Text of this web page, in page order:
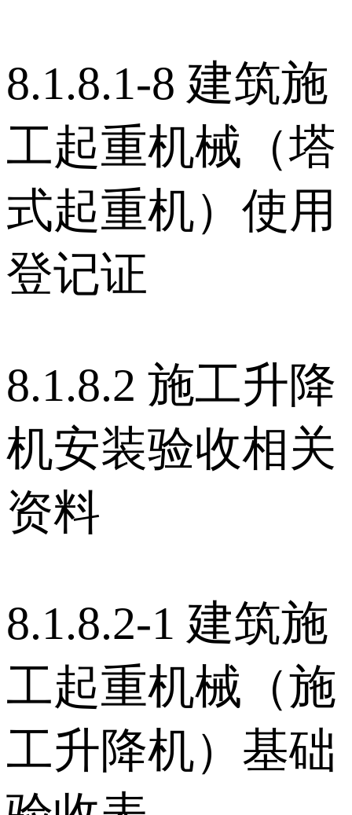
8.1.8.1-8 建筑施
工起重机械（塔
式起重机）使用
登记证
8.1.8.2 施工升降
机安装验收相关
资料
8.1.8.2-1 建筑施
工起重机械（施
工升降机）基础